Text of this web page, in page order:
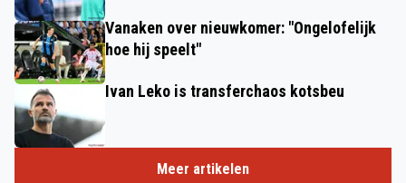
Vanaken over nieuwkomer: "Ongelofelijk
hoe hij speelt"
Ivan Leko is transferchaos kotsbeu
Meer artikelen